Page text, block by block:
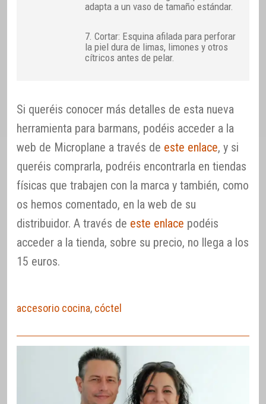
adapta a un vaso de tamaño estándar.
7. Cortar: Esquina afilada para perforar
la piel dura de limas, limones y otros
cítricos antes de pelar.
Si queréis conocer más detalles de esta nueva
herramienta para barmans, podéis acceder a la
web de Microplane a través de este enlace, y si
queréis comprarla, podréis encontrarla en tiendas
físicas que trabajen con la marca y también, como
os hemos comentado, en la web de su
distribuidor. A través de este enlace podéis
acceder a la tienda, sobre su precio, no llega a los
15 euros.
accesorio cocina, cóctel